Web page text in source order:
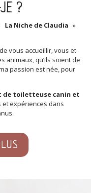
?
La Niche de Claudia »
vous accueillir, vous et
animaux, qu’ils soient de
passion est née, pour
de toiletteuse canin et
et expériences dans